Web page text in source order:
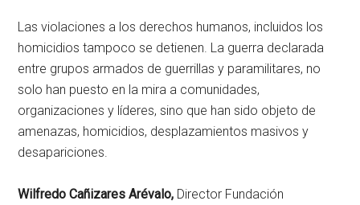
Las violaciones a los derechos humanos, incluidos los
homicidios tampoco se detienen. La guerra declarada
entre grupos armados de guerrillas y paramilitares, no
solo han puesto en la mira a comunidades,
organizaciones y líderes, sino que han sido objeto de
amenazas, homicidios, desplazamientos masivos y
desapariciones.
Wilfredo Cañizares Arévalo, Director Fundación